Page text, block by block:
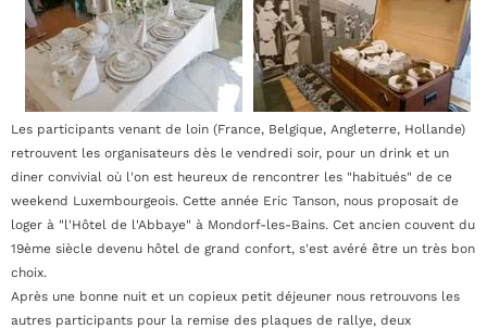
Les participants venant de loin (France, Belgique, Angleterre, Hollande)
retrouvent les organisateurs dès le vendredi soir, pour un drink et un
diner convivial où l'on est heureux de rencontrer les "habitués" de ce
weekend Luxembourgeois. Cette année Eric Tanson, nous proposait de
loger à "l'Hôtel de l'Abbaye" à Mondorf-les-Bains. Cet ancien couvent du
19ème siècle devenu hôtel de grand confort, s'est avéré être un très bon
choix.
Après une bonne nuit et un copieux petit déjeuner nous retrouvons les
autres participants pour la remise des plaques de rallye, deux